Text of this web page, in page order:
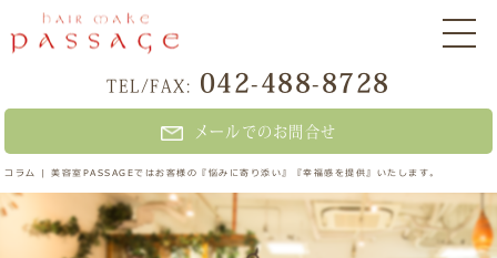
TEL/FAX: 042-488-8728
メールでのお問合せ
コラム | 美容室PASSAGEではお客様の『悩みに寄り添い』『幸福感を提供』いたします。